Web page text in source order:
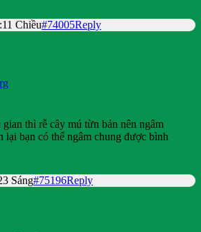
Chiều#74005Reply
thì rễ cây mú từn bản nên ngâm
lại bạn có thể ngâm chung được bình
Sáng#75196Reply